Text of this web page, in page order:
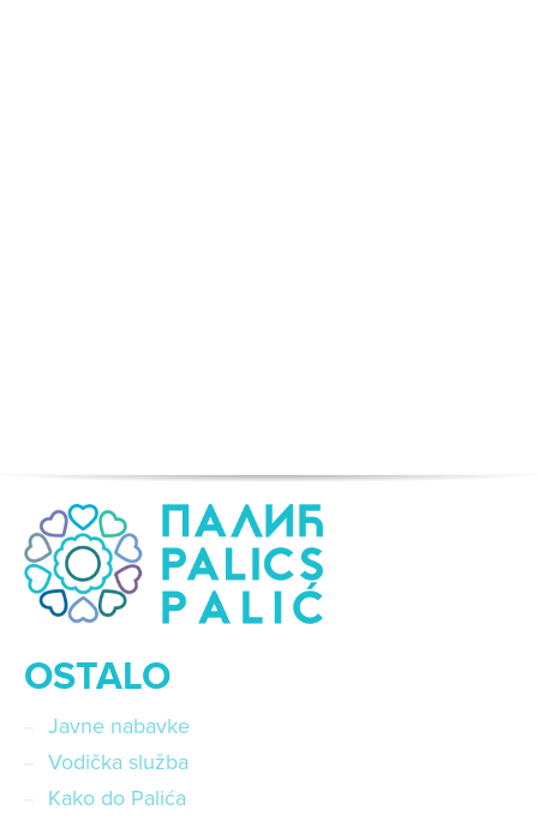
OSTALO
Javne nabavke
Vodička služba
Kako do Palića